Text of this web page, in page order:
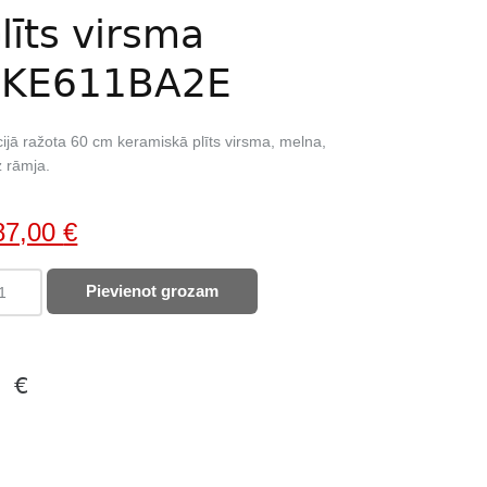
virsma
ražota 60 cm keramiskā plīts virsma, melna,
rāmja.
€Current
price
is:
Pievienot grozam
€